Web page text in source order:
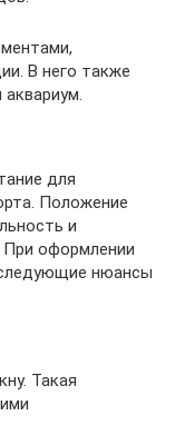
В него также
для
Положение
и
При оформлении
нюансы
Такая